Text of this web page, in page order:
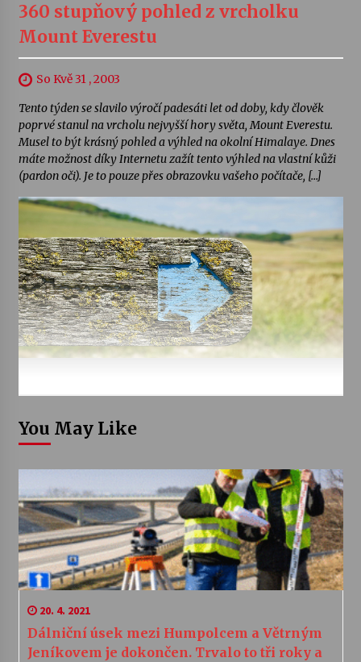
360 stupňový pohled z vrcholku
Mount Everestu
So Kvě 31 , 2003
Tento týden se slavilo výročí padesáti let od doby, kdy člověk
poprvé stanul na vrcholu nejvyšší hory světa, Mount Everestu.
Musel to být krásný pohled a výhled na okolní Himalaye. Dnes
máte možnost díky Internetu zažít tento výhled na vlastní kůži
(pardon oči). Je to pouze přes obrazovku vašeho počítače, […]
You May Like
20. 4. 2021
Dálniční úsek mezi Humpolcem a Větrným
Jeníkovem je dokončen. Trvalo to tři roky a